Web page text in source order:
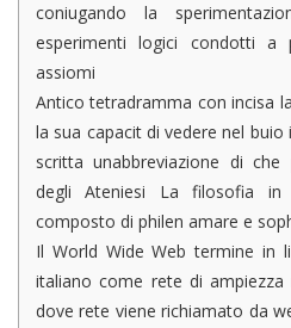
coniugando la
esperimenti logici condotti
assiomi
Antico tetradramma con incisa
la sua capacit di vedere nel
scritta unabbreviazione di
degli Ateniesi La filosofia in
composto di philen amare e
Il World Wide Web termine in
italiano come rete di
dove rete viene richiamato da